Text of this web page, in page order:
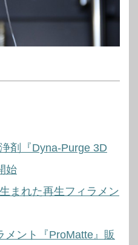
剤『Dyna-Purge 3D
始
まれた再生フィラメン
メント『ProMatte』販